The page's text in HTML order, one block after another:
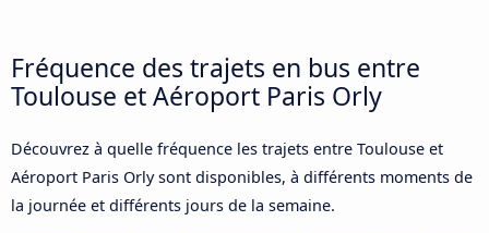
Fréquence des trajets en bus entre
Toulouse et Aéroport Paris Orly
Découvrez à quelle fréquence les trajets entre Toulouse et
Aéroport Paris Orly sont disponibles, à différents moments de
la journée et différents jours de la semaine.